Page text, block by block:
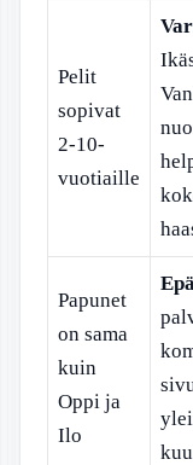
Pelit
sopivat
2-10-
vuotiaille
Papunet
on sama
kuin
Oppi ja
Ilo